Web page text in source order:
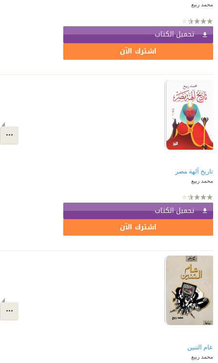
محمد ربيع
تحميل الكتاب
اشترك الآن
تاريخ آلهة مصر
محمد ربيع
تحميل الكتاب
اشترك الآن
عام التنين
محمد ربيع